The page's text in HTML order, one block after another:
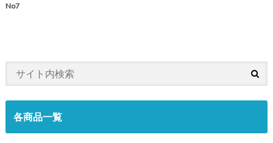
No7
各商品一覧